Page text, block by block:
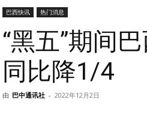
巴西快讯 热门消息
“黑五”期间
同比降1/4
由 巴中通讯社 - 2022年12月2日